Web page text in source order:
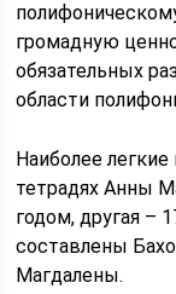
громадную
обязательных
области
Наиболее
тетрадях Анны
годом, другая –
составлены
Магдалены.